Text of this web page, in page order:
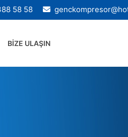
58 58
BİZE ULAŞIN